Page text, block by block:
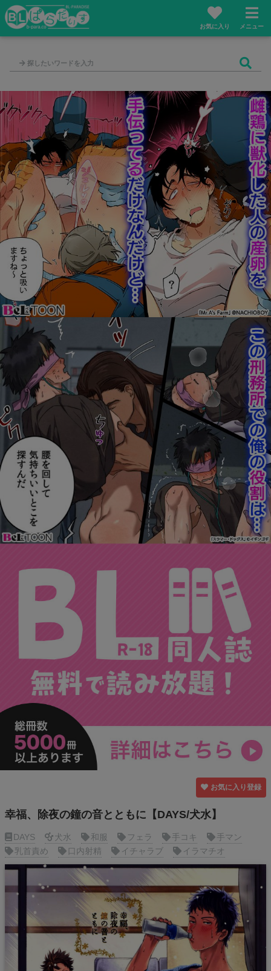
お気に入り メニュー
お気に入り登録
幸福、除夜の鐘の音とともに【DAYS/犬水】
DAYS 犬水 和服 フェラ 手コキ
手マン
乳首責め
口内射精 イチャラブ イラマチオ